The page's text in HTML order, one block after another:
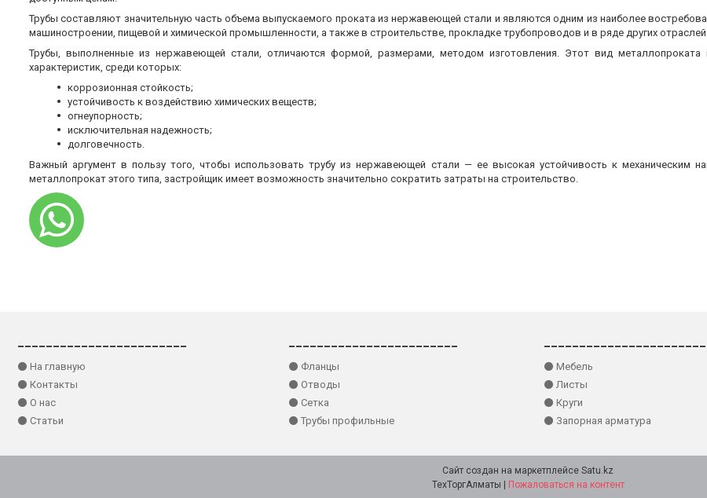
Трубы составляют значительную часть объема выпускаемого проката из нержавеющей стали и являются одним из наиболее
машиностроении, пищевой и химической промышленности, а также в строительстве, прокладке трубопроводов и в ряде других
Трубы, выполненные из нержавеющей стали, отличаются формой, размерами, методом изготовления. Этот вид металлопроката
характеристик, среди которых:
коррозионная стойкость;
устойчивость к воздействию химических веществ;
огнеупорность;
исключительная надежность;
долговечность.
Важный аргумент в пользу того, чтобы использовать трубу из нержавеющей стали — ее высокая устойчивость к механическим
металлопрокат этого типа, застройщик имеет возможность значительно сократить затраты на строительство.
⚫ На главную
⚫ Контакты
⚫ О нас
⚫ Статьи
⚫ Фланцы
⚫ Отводы
⚫ Сетка
⚫ Трубы профильные
⚫ Мебель
⚫ Листы
⚫ Круги
⚫ Запорная арматура
Сайт создан на маркетплейсе Satu.kz
Пожаловаться на контент